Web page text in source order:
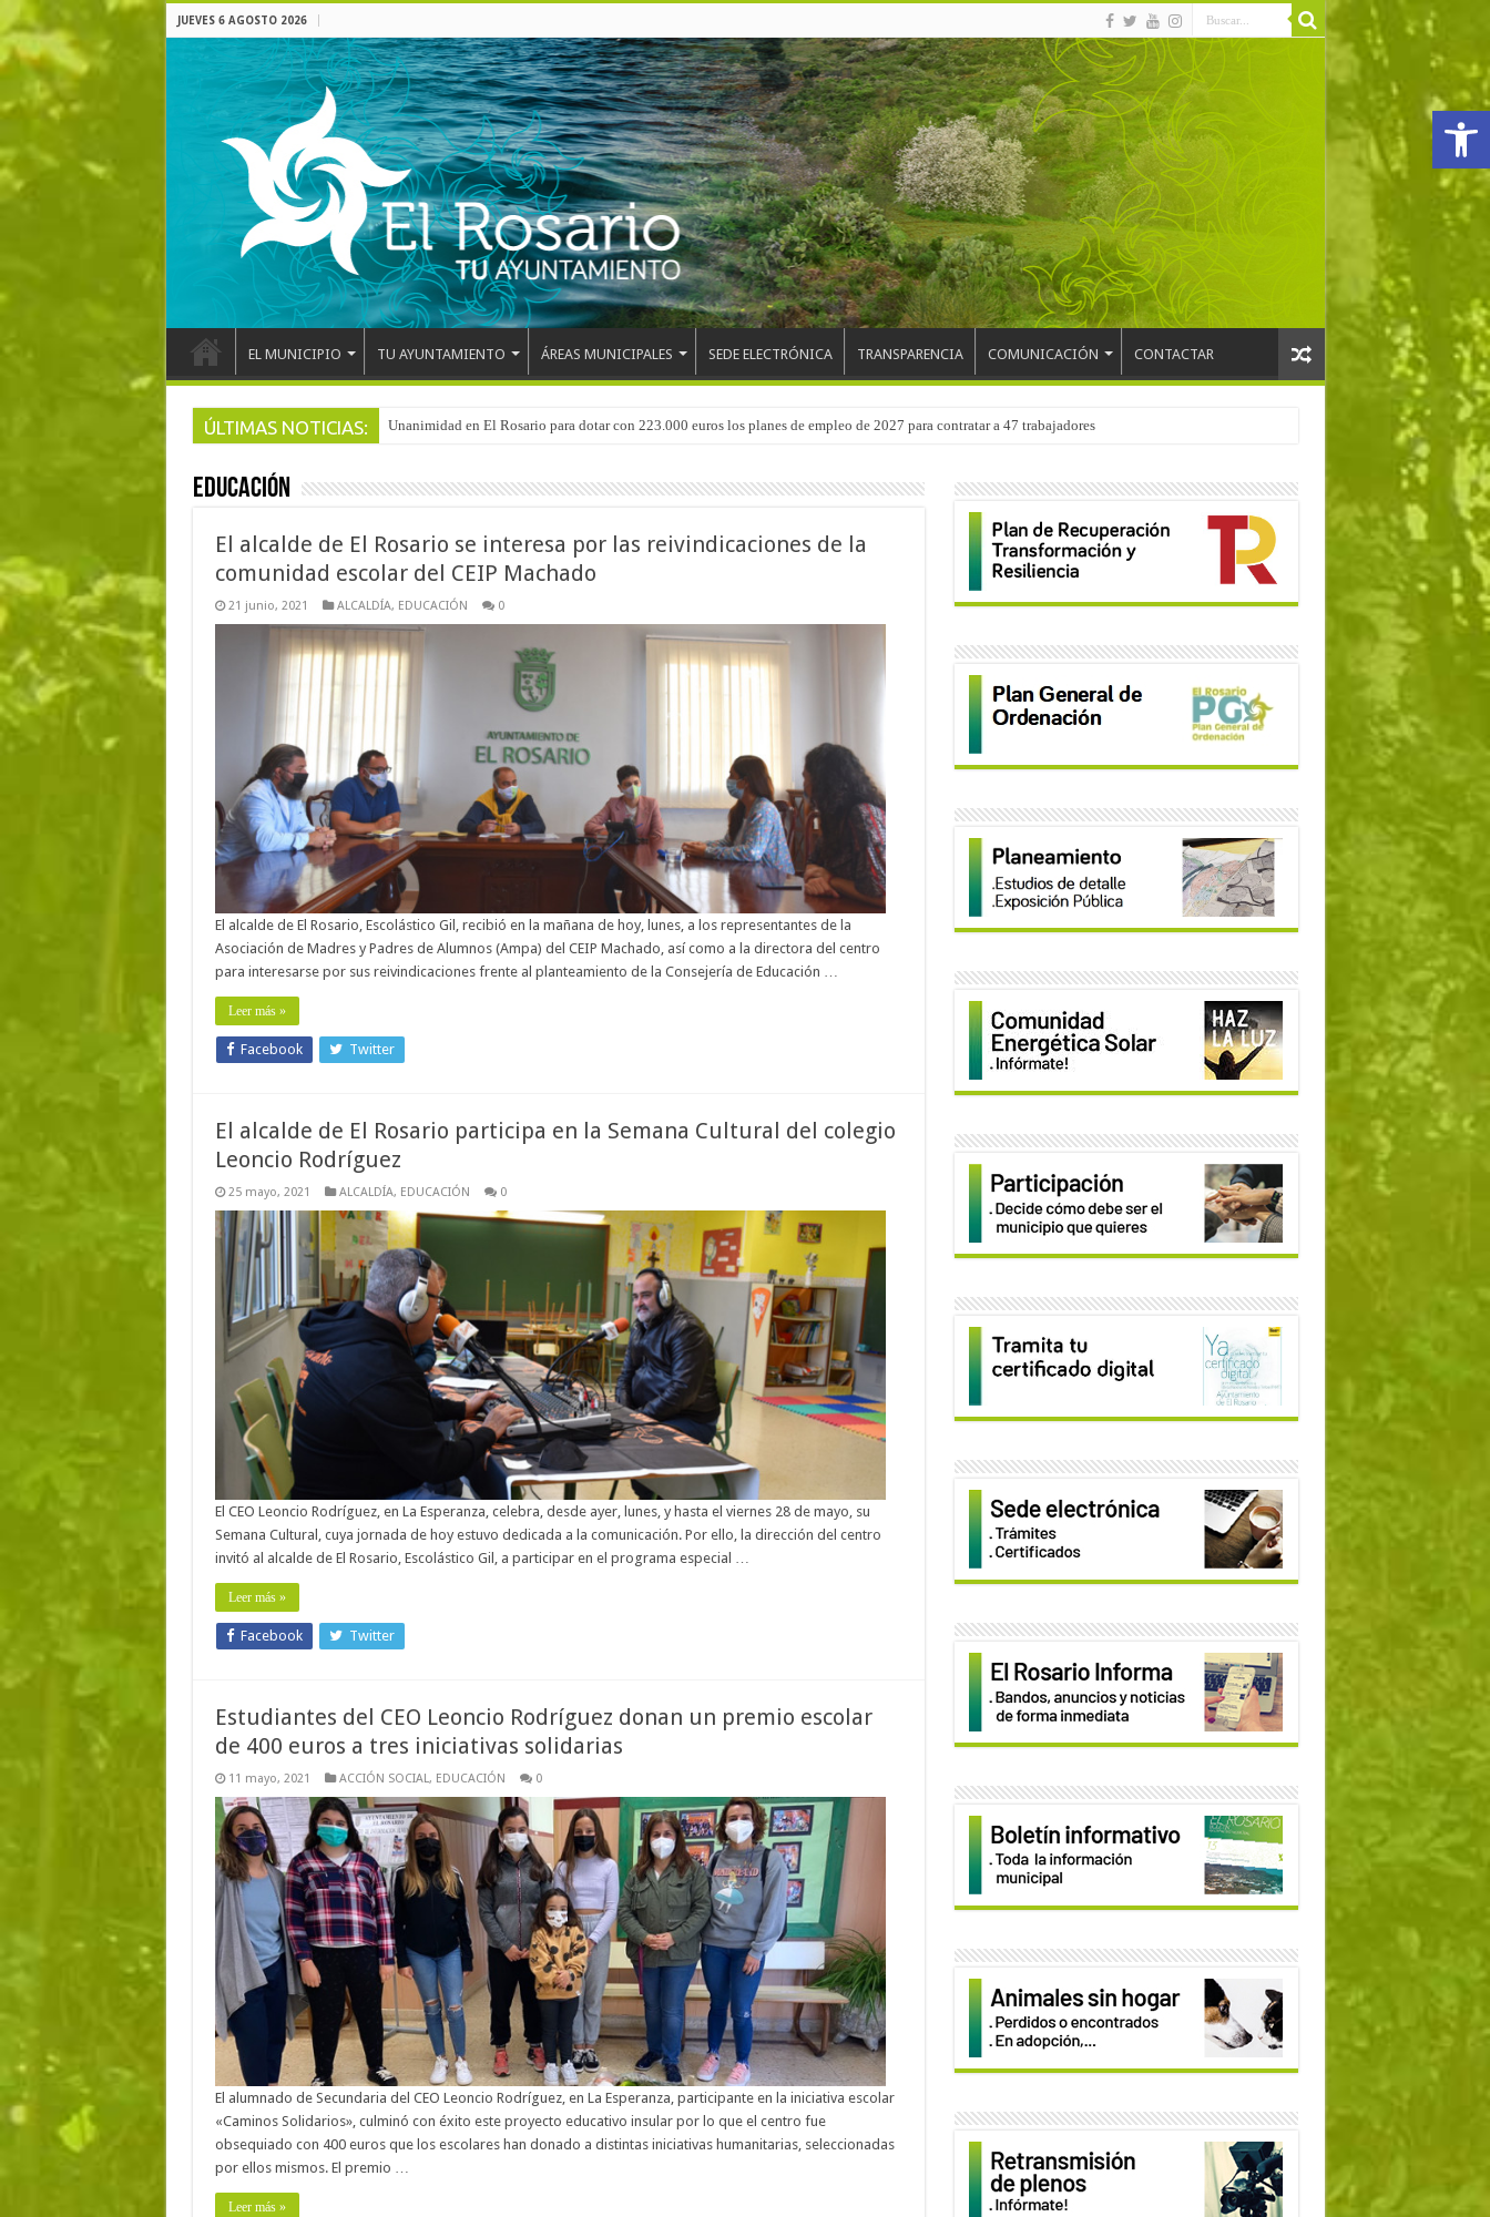
Abrir
JUEVES 6 AGOSTO 2026
EL MUNICIPIO TU AYUNTAMIENTO ÁREAS MUNICIPALES SEDE ELECTRÓNICA TRANSPARENCIA COMUNICACIÓN CONTACTAR
ÚLTIMAS NOTICIAS: Arranca la reforma del CEIP San Isidro con las demoliciones para la instalación del ascensor
EDUCACIÓN
El alcalde de El Rosario se interesa por las reivindicaciones de la
comunidad escolar del CEIP Machado
21 junio, 2021 ALCALDÍA, EDUCACIÓN 0
El alcalde de El Rosario, Escolástico Gil, recibió en la mañana de hoy, lunes, a los representantes de la
Asociación de Madres y Padres de Alumnos (Ampa) del CEIP Machado, así como a la directora del centro
para interesarse por sus reivindicaciones frente al planteamiento de la Consejería de Educación …
Leer más »
Facebook Twitter
El alcalde de El Rosario participa en la Semana Cultural del colegio
Leoncio Rodríguez
25 mayo, 2021 ALCALDÍA, EDUCACIÓN 0
El CEO Leoncio Rodríguez, en La Esperanza, celebra, desde ayer, lunes, y hasta el viernes 28 de mayo, su
Semana Cultural, cuya jornada de hoy estuvo dedicada a la comunicación. Por ello, la dirección del centro
invitó al alcalde de El Rosario, Escolástico Gil, a participar en el programa especial …
Leer más »
Facebook Twitter
Estudiantes del CEO Leoncio Rodríguez donan un premio escolar
de 400 euros a tres iniciativas solidarias
11 mayo, 2021 ACCIÓN SOCIAL, EDUCACIÓN 0
El alumnado de Secundaria del CEO Leoncio Rodríguez, en La Esperanza, participante en la iniciativa escolar
«Caminos Solidarios», culminó con éxito este proyecto educativo insular por lo que el centro fue
obsequiado con 400 euros que los escolares han donado a distintas iniciativas humanitarias, seleccionadas
por ellos mismos. El premio …
Leer más »